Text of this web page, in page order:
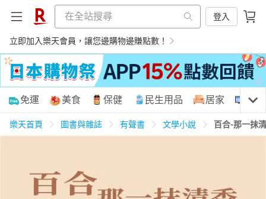
登入
立即加入樂天會員，讓您邊購物邊賺點數！
購物網分類
免運 美食 保健 民生用品 居家 3C
樂天首頁 圖書與雜誌 有聲書 文學小說 百合-那一抹